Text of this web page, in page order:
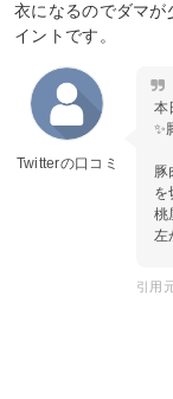
衣になるのでダマが
イントです。
Twitterの口コミ
本
✨
豚
を
桃
左